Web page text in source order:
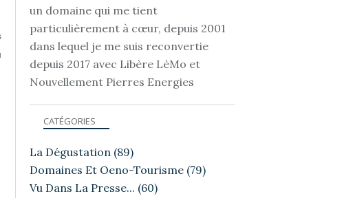
un domaine qui me tient
particulièrement à cœur, depuis 2001
dans lequel je me suis reconvertie
depuis 2017 avec Libère LèMo et
Nouvellement Pierres Energies
CATÉGORIES
La Dégustation (89)
Domaines Et Oeno-Tourisme (79)
Vu Dans La Presse... (60)